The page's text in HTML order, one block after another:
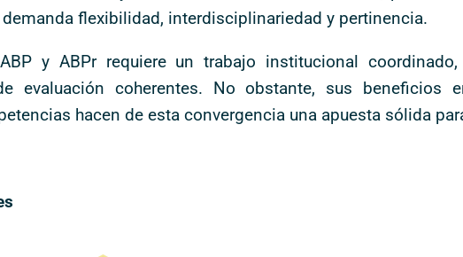
flexibilidad, interdisciplinariedad y pertinencia.
y ABPr requiere un trabajo institucional
evaluación coherentes. No obstante, sus beneficios
hacen de esta convergencia una apuesta sólida